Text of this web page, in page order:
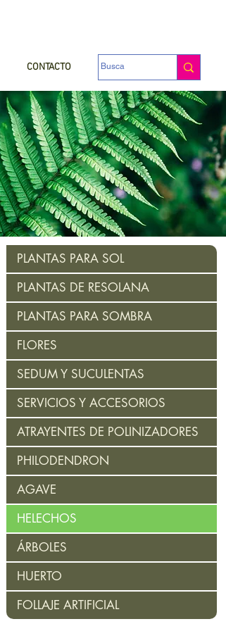
CONTACTO
PLANTAS PARA SOL
PLANTAS DE RESOLANA
PLANTAS PARA SOMBRA
FLORES
SEDUM Y SUCULENTAS
SERVICIOS Y ACCESORIOS
ATRAYENTES DE POLINIZADORES
PHILODENDRON
AGAVE
HELECHOS
ÁRBOLES
HUERTO
FOLLAJE ARTIFICIAL